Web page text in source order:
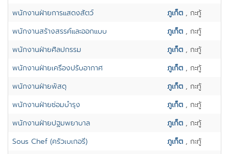
พนักงานฝ่ายการแสดงสัตว์
ภูเก็ต , กะทู้
พนักงานสร้างสรรค์และออกแบบ
ภูเก็ต , กะทู้
พนักงานฝ่ายศิลปกรรม
ภูเก็ต , กะทู้
พนักงานฝ่ายเครื่องปรับอากาศ
ภูเก็ต , กะทู้
พนักงานฝ่ายพัสดุ
ภูเก็ต , กะทู้
พนักงานฝ่ายซ่อมบำรุง
ภูเก็ต , กะทู้
พนักงานฝ่ายปฐมพยาบาล
ภูเก็ต , กะทู้
Sous Chef (ครัวเบเกอรี่)
ภูเก็ต , กะทู้